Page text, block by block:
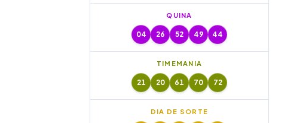
QUINA
04 26 52 49 44
TIMEMANIA
21 20 61 70 72
DIA DE SORTE